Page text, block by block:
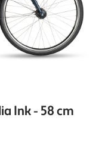
Ink - 58 cm